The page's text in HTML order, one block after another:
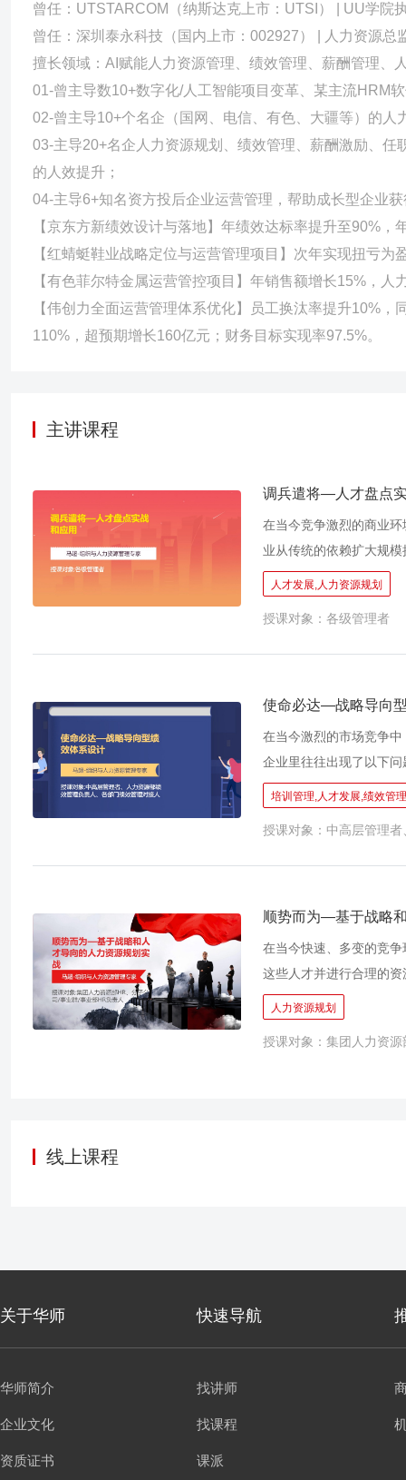
曾任：UTSTARCOM（纳斯达克上市：UTSI） | UU学院
曾任：深圳泰永科技（国内上市：002927） | 人力资源总
擅长领域：AI赋能人力资源管理、绩效管理、薪酬管理、
01-曾主导数10+数字化/人工智能项目变革、某主流HRM
02-曾主导10+个名企（国网、电信、有色、大疆等）的人
03-主导20+名企人力资源规划、绩效管理、薪酬激励、
的人效提升；
04-主导6+知名资方投后企业运营管理，帮助成长型企业
【京东方新绩效设计与落地】年绩效达标率提升至90%
【红蜻蜓鞋业战略定位与运营管理项目】次年实现扭亏为
【有色菲尔特金属运营管控项目】年销售额增长15%，
【伟创力全面运营管理体系优化】员工换汰率提升10%
110%，超预期增长160亿元；财务目标实现率97.5%。
主讲课程
调兵遣将—人才盘点
在当今竞争激烈的商业
业从传统的依赖扩大规
于“人”的作用，在名企
同等重要的企业三大管
过程中出现了以下的问
地； → 关键岗位人才错
人藏身； → 用人机制不
方法和工具，才能以确
旨在帮助学员深入理解
人才发展,人力资源规划
授课对象：各级管理者
使命必达—战略导向
在当今激烈的市场竞争
企业里往往出现了以下
和员工看着都很忙，但
低，人效受到影响； →
好不容易制定出了指标
管理和战略脱节，导致
体系是企业为了实现战
通过将战略目标分解为
过对绩效的管理和激励
培训管理,人才发展,绩效管
授课对象：中高层管理
顺势而为—基于战略
在当今快速、多变的竞
这些人才并进行合理的
要模块，也是使人力资
不熟悉人力资源规划的
资源管理工作忙乱； →
人力资源规划
授课对象：集团人力资
线上课程
关于华师 快速导航
华师简介
企业文化
资质证书
找讲师
找课程
课派